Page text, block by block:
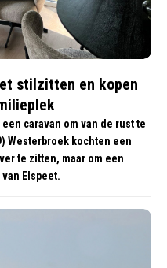
stilzitten en kopen
een caravan om van de rust te
Westerbroek kochten een
te zitten, maar om een
Elspeet.